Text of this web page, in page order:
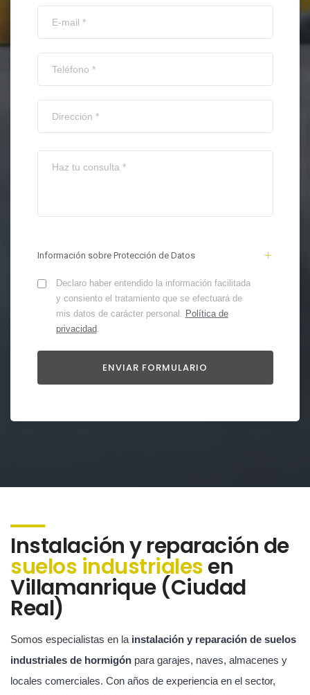
Información sobre Protección de Datos
Declaro haber entendido la información facilitada
y consiento el tratamiento que se efectuará de
mis datos de carácter personal. Política de
privacidad.
Instalación y reparación de
suelos industrialesen
Villamanrique (Ciudad
Real)
Somos especialistas en la instalación y reparación de suelos
industriales de hormigón para garajes, naves, almacenes y
locales comerciales. Con años de experiencia en el sector,